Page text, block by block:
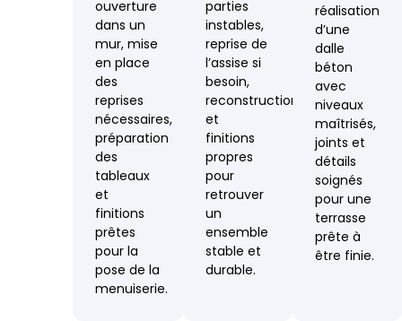
ouverture
dans un
mur, mise
en place
des
reprises
nécessaires,
préparation
des
tableaux
et
finitions
prêtes
pour la
pose de la
menuiserie.
parties
instables,
reprise de
l’assise si
besoin,
reconstruction
et
finitions
propres
pour
retrouver
un
ensemble
stable et
durable.
réalisation
d’une
dalle
béton
avec
niveaux
maîtrisés,
joints et
détails
soignés
pour une
terrasse
prête à
être finie.